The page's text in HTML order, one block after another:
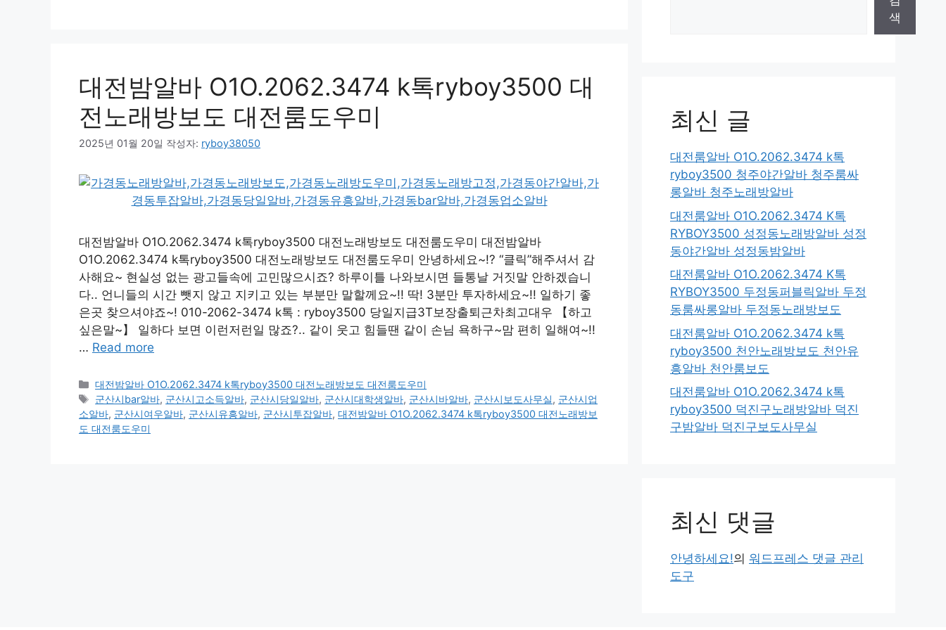
대전밤알바 O1O.2062.3474 k톡ryboy3500 대
전노래방보도 대전룸도우미
2025년 01월 20일 작성자: ryboy38050
대전밤알바 O1O.2062.3474 k톡ryboy3500 대전노래방보도 대전룸도우미 대전밤알바
O1O.2062.3474 k톡ryboy3500 대전노래방보도 대전룸도우미 안녕하세요~!? “클릭”해주셔서 감
사해요~ 현실성 없는 광고들속에 고민많으시죠? 하루이틀 나와보시면 들통날 거짓말 안하겠습니
다.. 언니들의 시간 뺏지 않고 지키고 있는 부분만 말할께요~!! 딱! 3분만 투자하세요~!! 일하기 좋
은곳 찾으셔야죠~! 010-2062-3474 k톡 : ryboy3500 당일지급3T보장출퇴근차최고대우 【하고
싶은말~】 일하다 보면 이런저런일 많죠?.. 같이 웃고 힘들땐 같이 손님 욕하구~맘 편히 일해여~!!
… Read more
카
테
고
리
대전밤알바 O1O.2062.3474 k톡ryboy3500 대전노래방보도 대전룸도우미
태
그
군산시bar알바, 군산시고소득알바, 군산시당일알바, 군산시대학생알바, 군산시바알바, 군산시보도사무실, 군산시업
소알바, 군산시여우알바, 군산시유흥알바, 군산시투잡알바, 대전밤알바 O1O.2062.3474 k톡ryboy3500 대전노래방보
도 대전룸도우미
색
최신 글
대전룸알바 O1O.2062.3474 k톡
ryboy3500 청주야간알바 청주룸싸
롱알바 청주노래방알바
대전룸알바 O1O.2062.3474 K톡
RYBOY3500 성정동노래방알바 성정
동야간알바 성정동밤알바
대전룸알바 O1O.2062.3474 K톡
RYBOY3500 두정동퍼블릭알바 두정
동룸싸롱알바 두정동노래방보도
대전룸알바 O1O.2062.3474 k톡
ryboy3500 천안노래방보도 천안유
흥알바 천안룸보도
대전룸알바 O1O.2062.3474 k톡
ryboy3500 덕진구노래방알바 덕진
구밤알바 덕진구보도사무실
최신 댓글
안녕하세요!의 워드프레스 댓글 관리
도구